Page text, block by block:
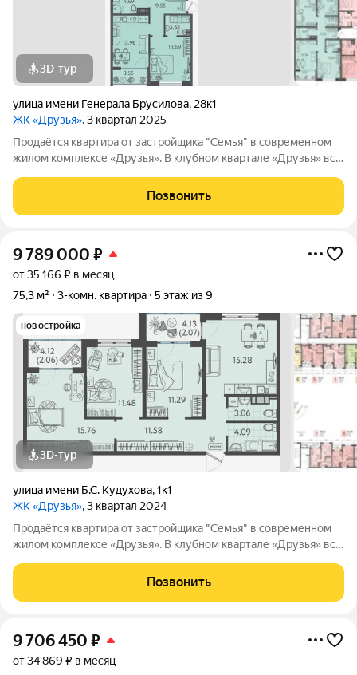
3D-тур
улица имени Генерала Брусилова, 28к1
ЖК «Друзья», 3 квартал 2025
Продаётся квартира от застройщика "Семья" в современном
жилом комплексе «Друзья». В клубном квартале «Друзья» все
Бесплатные игровая комната для детей и коворкинг для
Позвонить
9 789 000 ₽
от 35 166 ₽ в месяц
75,3 м²
3-комн. квартира 5 этаж из 9
новостройка
3D-тур
улица имени Б.С. Кудухова,1к1
ЖК «Друзья», 3 квартал 2024
Продаётся квартира от застройщика "Семья" в современном
жилом комплексе «Друзья». В клубном квартале «Друзья» все
Бесплатные игровая комната для детей и антикафе для
Позвонить
9 706 450 ₽
от 34 869 ₽ в месяц